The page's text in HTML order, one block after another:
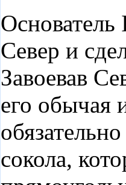
Основатель
Север и
Завоевав
его обычая
сокола,